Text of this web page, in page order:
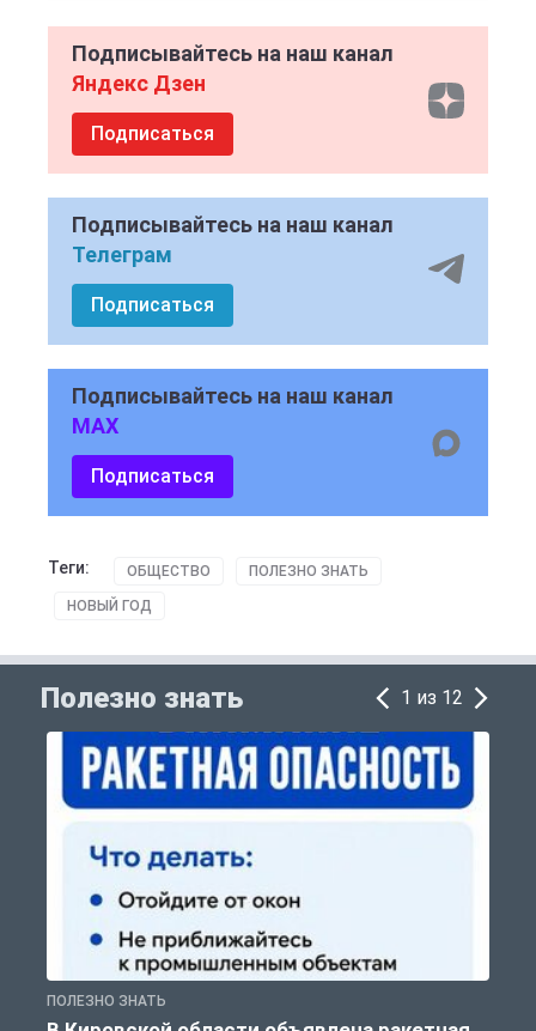
Подписывайтесь на наш канал
Яндекс Дзен
Подписаться
Подписывайтесь на наш канал
Телеграм
Подписаться
Подписывайтесь на наш канал
MAX
Подписаться
Теги: ОБЩЕСТВО ПОЛЕЗНО ЗНАТЬ
НОВЫЙ ГОД
Полезно знать 1 из 12
ПОЛЕЗНО ЗНАТЬ